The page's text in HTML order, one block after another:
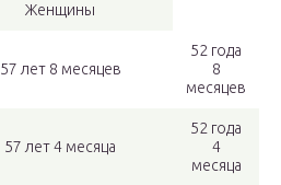
Женщины
57 лет 8 месяцев
52 года
8
месяцев
57 лет 4 месяца
52 года
4
месяца